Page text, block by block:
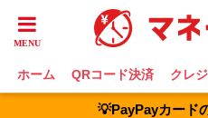
ホーム QRコード決済 クレ
💡PayPayカード